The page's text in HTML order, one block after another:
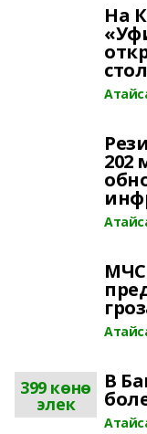
На
202
399 көнө
элек
В